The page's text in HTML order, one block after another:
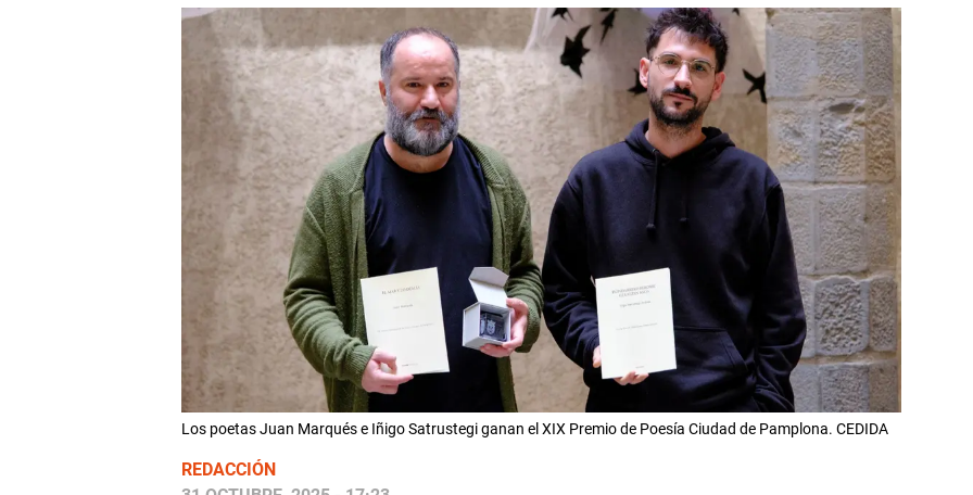
Los poetas Juan Marqués e Iñigo Satrustegi ganan el XIX Premio de Poesía Ciudad de Pamplona. CEDIDA
REDACCIÓN